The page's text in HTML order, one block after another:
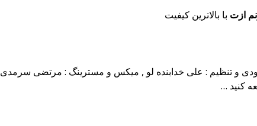
ازت با بالاترین کیفیت
و تنظیم : علی خدابنده لو , میکس و مسترینگ : مرتضی سرمدی
کنید …